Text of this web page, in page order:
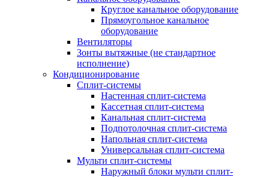
Круглое канальное оборудование
Прямоугольное канальное
оборудование
Вентиляторы
Зонты вытяжные (не стандартное
исполнение)
Кондиционирование
Сплит-системы
Настенная сплит-система
Кассетная сплит-система
Канальная сплит-система
Подпотолочная сплит-система
Напольная сплит-система
Универсальная сплит-система
Мульти сплит-системы
Наружный блоки мульти сплит-